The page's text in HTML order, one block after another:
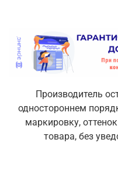
Производитель
одностороннем
маркировку,
товара, без